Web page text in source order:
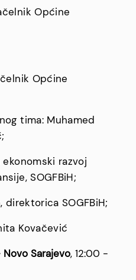
Općine
Općine
tima: Muhamed
razvoj
SOGFBiH;
SOGFBiH;
Kovačević
Novo Sarajevo, 12:00 -